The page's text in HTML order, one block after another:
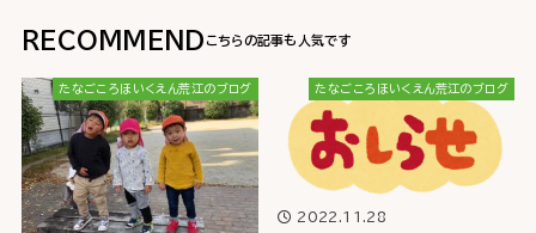
RECOMMEND
たなごころほいくえん荒江のブログ たなごころほいくえん荒江のブログ
2022.11.28